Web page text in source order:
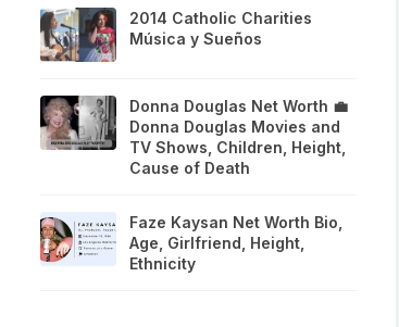
2014 Catholic Charities
Música y Sueños
Donna Douglas Net Worth 💼
Donna Douglas Movies and
TV Shows, Children, Height,
Cause of Death
Faze Kaysan Net Worth Bio,
Age, Girlfriend, Height,
Ethnicity